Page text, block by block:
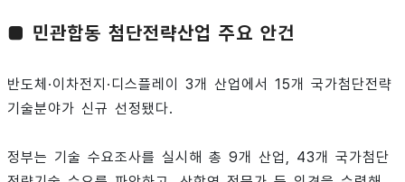
■ 민관합동 첨단전략산업 주요 안건
반도체·이차전지·디스플레이 3개 산업에서 15개 국가첨단전략
기술분야가 신규 선정됐다.
정부는 기술 수요조사를 실시해 총 9개 산업, 43개 국가첨단